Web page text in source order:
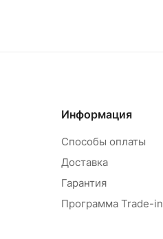
Информация
Способы оплаты
Доставка
Гарантия
Программа Trade-in